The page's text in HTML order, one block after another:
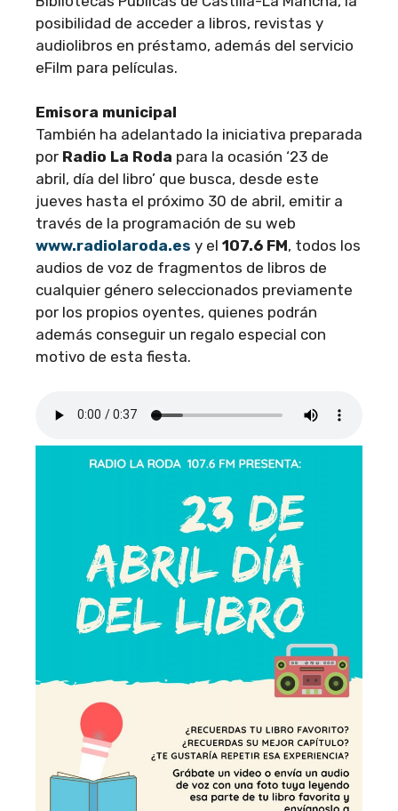
posibilidad de acceder a libros, revistas y
audiolibros en préstamo, además del servicio
eFilm para películas.
Emisora municipal
También ha adelantado la iniciativa preparada
por Radio La Roda para la ocasión ‘23 de
abril, día del libro’ que busca, desde este
jueves hasta el próximo 30 de abril, emitir a
través de la programación de su web
www.radiolaroda.es y el 107.6 FM, todos los
audios de voz de fragmentos de libros de
cualquier género seleccionados previamente
por los propios oyentes, quienes podrán
además conseguir un regalo especial con
motivo de esta fiesta.